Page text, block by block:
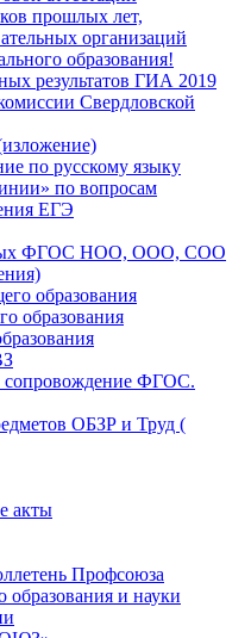
прошлых лет,
организаций
образования!
результатов ГИА 2019
Свердловской
по русскому языку
по вопросам
ЕГЭ
ФГОС НОО, ООО, СОО
образования
образования
сопровождение ФГОС.
ОБЗР и Труд (
акты
Профсоюза
образования и науки